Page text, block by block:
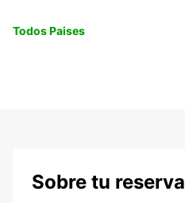
Todos Paises
Sobre tu reserva